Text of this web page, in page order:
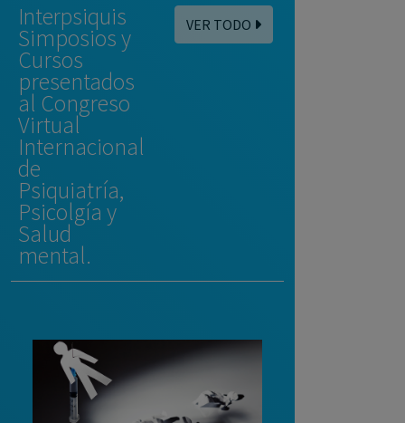
Interpsiquis
Simposios y
Cursos
presentados
al Congreso
Virtual
Internacional
de
Psiquiatría,
Psicolgía y
Salud
mental.
VER TODO